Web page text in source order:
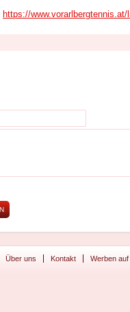
https://
Über uns Kontakt Werben